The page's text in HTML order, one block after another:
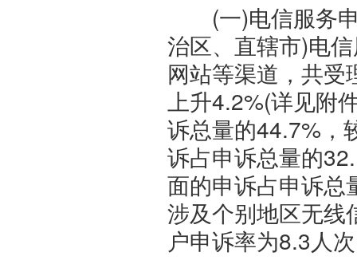
(一)电信服务申
治区、直辖市)电
网站等渠道，共
上升4.2%(详见附
诉总量的44.7%，
诉占申诉总量的
面的申诉占申诉总
涉及个别地区无线
户申诉率为8.3人